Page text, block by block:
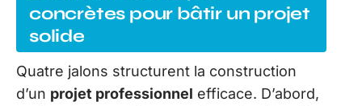
concrètes pour bâtir un projet
solide
Quatre jalons structurent la construction
d’un projet professionnel efficace. D’abord,